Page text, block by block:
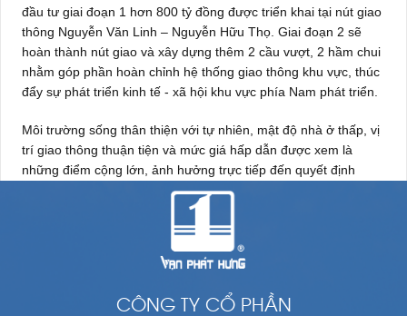
đầu tư giai đoạn 1 hơn 800 tỷ đồng được triển khai tại nút giao
thông Nguyễn Văn Linh – Nguyễn Hữu Thọ. Giai đoạn 2 sẽ
hoàn thành nút giao và xây dựng thêm 2 cầu vượt, 2 hầm chui
nhằm góp phần hoàn chỉnh hệ thống giao thông khu vực, thúc
đẩy sự phát triển kinh tế - xã hội khu vực phía Nam phát triển.
Môi trường sống thân thiện với tự nhiên, mật độ nhà ở thấp, vị
trí giao thông thuận tiện và mức giá hấp dẫn được xem là
những điểm cộng lớn, ảnh hưởng trực tiếp đến quyết định
“xuống tiền” của khách hàng. Dự báo trong thời gian tới,
những dự án có nhiều lợi thế như Khu dân cư Nhơn Đức sẽ trở
thành điểm sáng thu hút nguồn cầu lớn tại thị trường bất động
CÔNG TY CỔ PHẦN